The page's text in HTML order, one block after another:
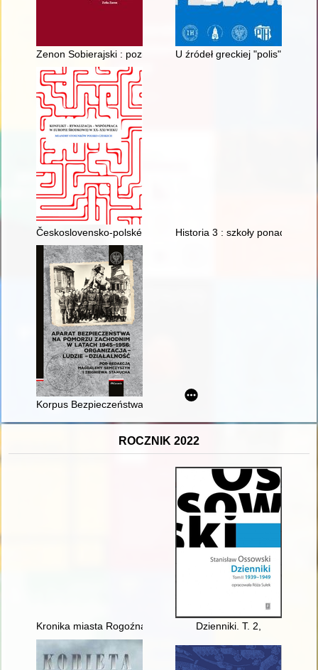
Zenon Sobierajski : poznański dialektologU źródeł greckiej "polis" :
Československo-polské vztahy v latech 1945-1989
Historia 3 : szkoły
Korpus Bezpieczeństwa Wewnętrznego na Ziemi
ROCZNIK 2022
Kronika miasta Rogoźna Dzienniki. T. 2,